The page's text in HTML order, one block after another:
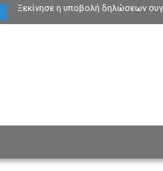
Ξεκίνησε η υποβολή δηλώσεων